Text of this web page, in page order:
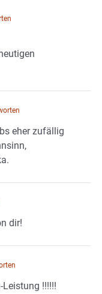
eher zufällig
dir!
!!!!!!